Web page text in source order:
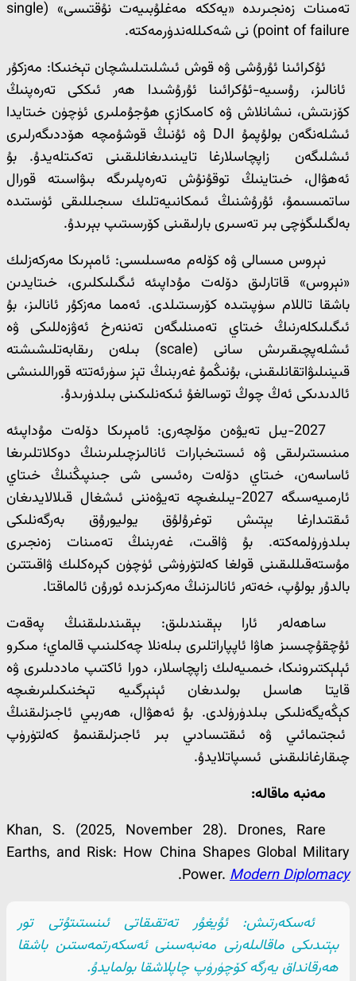
تەمىنات زەنجىرىدە «يەككە مەغلۇبىيەت نۇقتىسى» (single
point of failure) نى شەكىللەندۈرمەكتە.
ئۇكرائىنا ئۇرۇشى ۋە قوش ئىشلىتىلىشچان تېخنىكا: مەزكۇر
ئانالىز، رۇسىيە-ئۇكرائىنا ئۇرۇشىدا ھەر ئىككى تەرەپنىڭ
كۆزىتىش، نىشانلاش ۋە كامىكازې ھۇجۇملىرى ئۈچۈن خىتايدا
ئىشلەنگەن بولۇپمۇ DJI ۋە ئۇنىڭ قوشۇمچە ھۆددىگەرلىرى
ئىشلىگەن زاپچاسلارغا تايىنىدىغانلىقىنى تەكىتلەيدۇ. بۇ
ئەھۋال، خىتاينىڭ توقۇنۇش تەرەپلىرىگە بىۋاسىتە قورال
ساتمىسىمۇ، ئۇرۇشنىڭ ئىمكانىيەتلىك سىجىللىقى ئۈستىدە
بەلگىلىگۈچى بىر تەسىرى بارلىقىنى كۆرسىتىپ بېرىدۇ.
نېروس مىسالى ۋە كۆلەم مەسىلىسى: ئامېرىكا مەركەزلىك
«نېروس» قاتارلىق دۆلەت مۇداپىئە ئىگىلىكلىرى، خىتايدىن
باشقا تاللام سۈپىتىدە كۆرسىتىلدى. ئەمما مەزكۇر ئانالىز، بۇ
ئىگىلىكلەرنىڭ خىتاي تەمىنلىگەن تەننەرخ ئەۋزەللىكى ۋە
ئىشلەپچىقىرىش سانى (scale) بىلەن رىقابەتلىشىشتە
قىينىلىۋاتقانلىقىنى، بۇنىڭمۇ غەربنىڭ تېز سۈرئەتتە قوراللىنىشى
ئالدىدىكى ئەڭ چوڭ توسالغۇ ئىكەنلىكىنى بىلدۈرىدۇ.
2027-يىل تەيۋەن مۆلچەرى: ئامېرىكا دۆلەت مۇداپىئە
مىنىستىرلىقى ۋە ئىستىخبارات ئانالىزچىلىرىنىڭ دوكلاتلىرىغا
ئاساسەن، خىتاي دۆلەت رەئىسى شى جىنپىڭنىڭ خىتاي
ئارمىيەسىگە 2027-يىلىغىچە تەيۋەننى ئىشغال قىلالايدىغان
ئىقتىدارغا يېتىش توغرۇلۇق يوليورۇق بەرگەنلىكى
بىلدۈرۈلمەكتە. بۇ ۋاقىت، غەربنىڭ تەمىنات زەنجىرى
مۇستەقىللىقىنى قولغا كەلتۈرۈشى ئۈچۈن كېرەكلىك ۋاقىتتىن
بالدۇر بولۇپ، خەتەر ئانالىزنىڭ مەركىزىدە ئورۇن ئالماقتا.
ساھەلەر ئارا بېقىندىلىق: بېقىندىلىقنىڭ پەقەت
ئۇچقۇچىسىز ھاۋا ئاپپاراتلىرى بىلەنلا چەكلىنىپ قالماي؛ مىكرو
ئېلېكتىرونىكا، خىمىيەلىك زاپچاسلار، دورا ئاكتىپ ماددىلىرى ۋە
قايتا ھاسىل بولىدىغان ئېنېرگىيە تېخنىكىلىرىغىچە
كېڭەيگەنلىكى بىلدۈرۈلدى. بۇ ئەھۋال، ھەربىي ئاجىزلىقنىڭ
ئىجتىمائىي ۋە ئىقتىسادىي بىر ئاجىزلىقنىمۇ كەلتۈرۈپ
چىقارغانلىقىنى ئىسپاتلايدۇ.
مەنبە ماقالە:
Khan, S. (2025, November 28). Drones, Rare
Earths, and Risk: How China Shapes Global Military
Power. Modern Diplomacy
.
ئەسكەرتىش: ئۇيغۇر تەتقىقاتى ئىنستىتۇتى تور
بېتىدىكى ماقالىلەرنى مەنبەسىنى ئەسكەرتمەستىن باشقا
ھەرقانداق يەرگە كۆچۈرۈپ چاپلاشقا بولمايدۇ.